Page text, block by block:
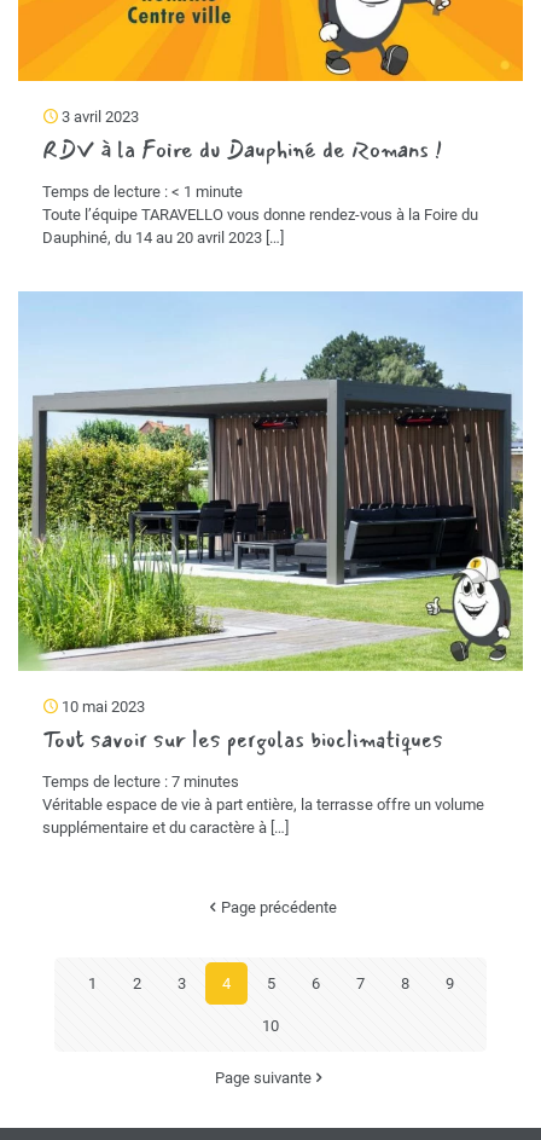
3 avril 2023
RDV à la Foire du Dauphiné de Romans !
Temps de lecture : < 1 minute
Toute l’équipe TARAVELLO vous donne rendez-vous à la Foire du
Dauphiné, du 14 au 20 avril 2023 […]
10 mai 2023
Tout savoir sur les pergolas bioclimatiques
Temps de lecture : 7 minutes
Véritable espace de vie à part entière, la terrasse offre un volume
supplémentaire et du caractère à […]
Page précédente
1 2 3 4 5 6 7 8 9
10
Page suivante